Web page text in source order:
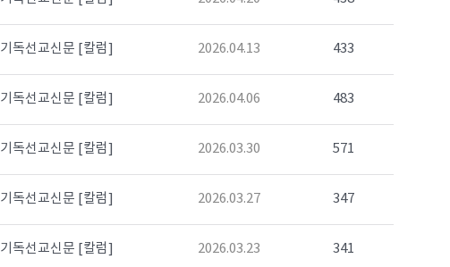
기독선교신문 [칼럼] 2026.04.13 433
기독선교신문 [칼럼] 2026.04.06 483
기독선교신문 [칼럼] 2026.03.30 571
기독선교신문 [칼럼] 2026.03.27 347
기독선교신문 [칼럼] 2026.03.23 341